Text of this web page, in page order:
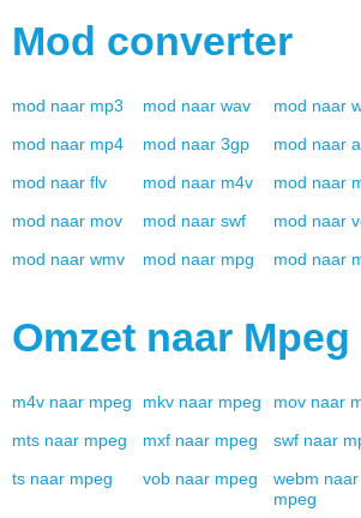
Mod converter
mod naar mp3 mod naar wav mod naar
mod naar mp4 mod naar 3gp mod naar
mod naar flv mod naar m4v mod naar
mod naar mov mod naar swf mod naar
mod naar wmv mod naar mpg mod naar
Omzet naar Mpeg
m4v naar mpeg mkv naar mpeg mov naar
mts naar mpeg mxf naar mpeg swf naar
ts naar mpeg vob naar mpeg webm naar
mpeg